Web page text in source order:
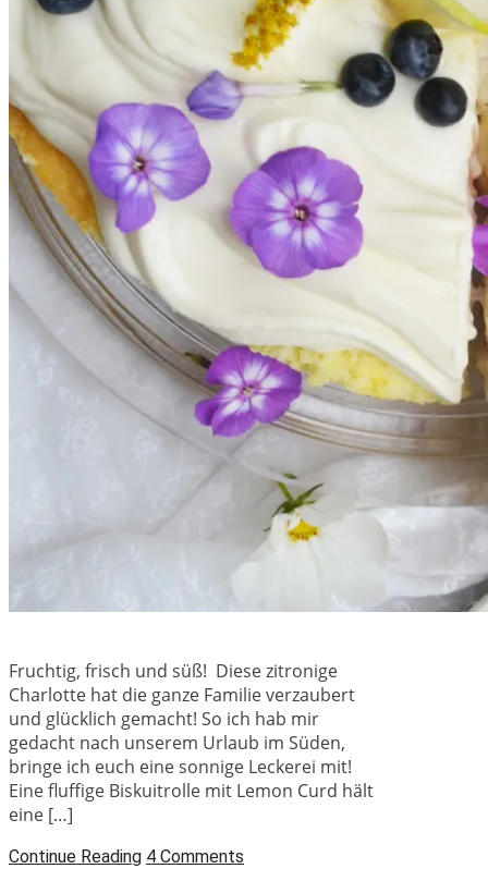
Fruchtig, frisch und süß! Diese zitronige
Charlotte hat die ganze Familie verzaubert
und glücklich gemacht! So ich hab mir
gedacht nach unserem Urlaub im Süden,
bringe ich euch eine sonnige Leckerei mit!
Eine fluffige Biskuitrolle mit Lemon Curd hält
eine […]
Continue Reading 4 Comments